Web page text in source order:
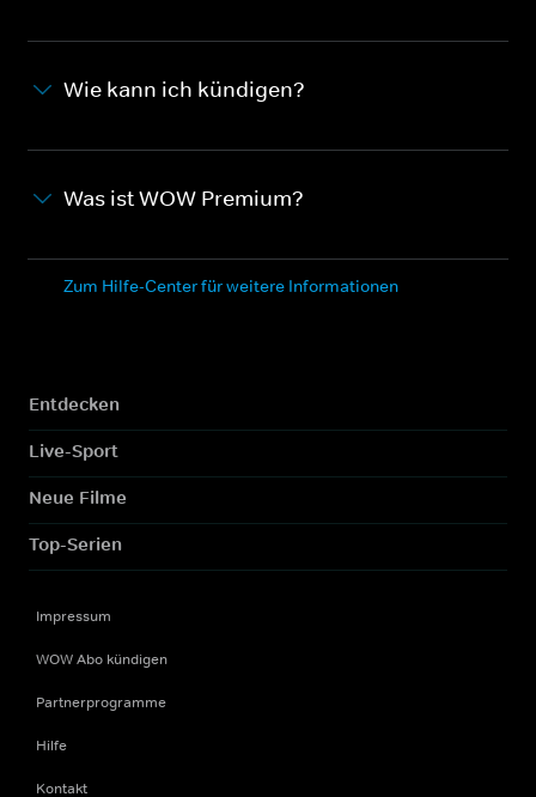
Wie kann ich kündigen?
Was ist WOW Premium?
Zum Hilfe-Center für weitere Informationen
Entdecken
Live-Sport
Neue Filme
Top-Serien
Impressum
WOW Abo kündigen
Partnerprogramme
Hilfe
Kontakt